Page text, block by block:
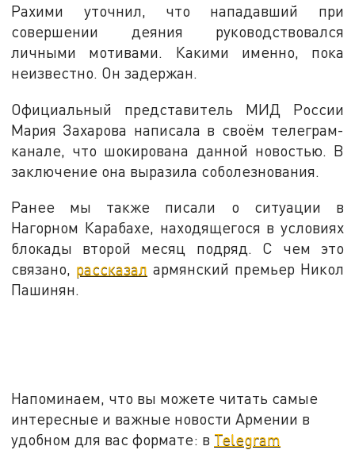
Рахими уточнил, что нападавший при
совершении деяния руководствовался
личными мотивами. Какими именно, пока
неизвестно. Он задержан.
Официальный представитель МИД России
Мария Захарова написала в своём телеграм-
канале, что шокирована данной новостью. В
заключение она выразила соболезнования.
Ранее мы также писали о ситуации в
Нагорном Карабахе, находящегося в условиях
блокады второй месяц подряд. С чем это
связано, рассказал армянский премьер Никол
Пашинян.
Напоминаем, что вы можете читать самые
интересные и важные новости Армении в
удобном для вас формате: в Telegram